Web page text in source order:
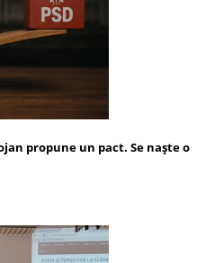
propune un pact. Se naște o